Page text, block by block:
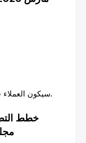
سيكون العملاء في الصين هم الأوائل في استلامها.
خطط